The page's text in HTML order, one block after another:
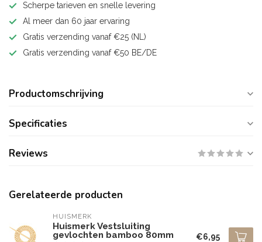
Scherpe tarieven en snelle levering
Al meer dan 60 jaar ervaring
Gratis verzending vanaf €25 (NL)
Gratis verzending vanaf €50 BE/DE
Productomschrijving
Specificaties
Reviews
Gerelateerde producten
HUISMERK
Huismerk Vestsluiting
gevlochten bamboo 80mm
€6,95